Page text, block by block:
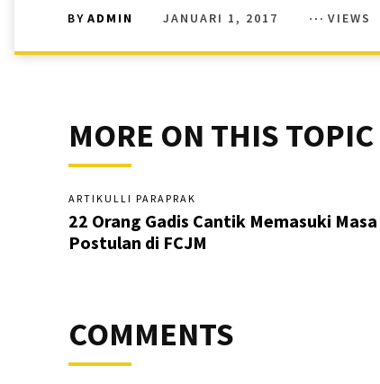
BY ADMIN JANUARI 1, 2017 VIEWS
MORE ON THIS TOPIC
ARTIKULLI PARAPRAK
22 Orang Gadis Cantik Memasuki Masa
Postulan di FCJM
COMMENTS